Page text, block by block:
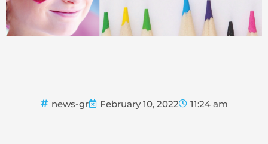
news-gr February 10, 2022 11:24 am